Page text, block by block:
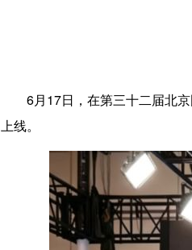
6月17日，在第三十二届北
上线。